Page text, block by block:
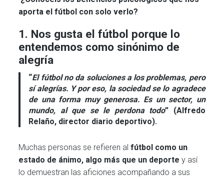
aporta el fútbol con solo verlo?
1. Nos gusta el fútbol porque lo
entendemos como sinónimo de
alegría
“El fútbol no da soluciones a los problemas, pero
sí alegrías. Y por eso, la sociedad se lo agradece
de una forma muy generosa. Es un sector, un
mundo, al que se le perdona todo” (Alfredo
Relaño, director diario deportivo).
Muchas personas se refieren alfútbol como un
estado de ánimo, algo más que un deporte y así
lo demuestran las aficiones acompañando a sus